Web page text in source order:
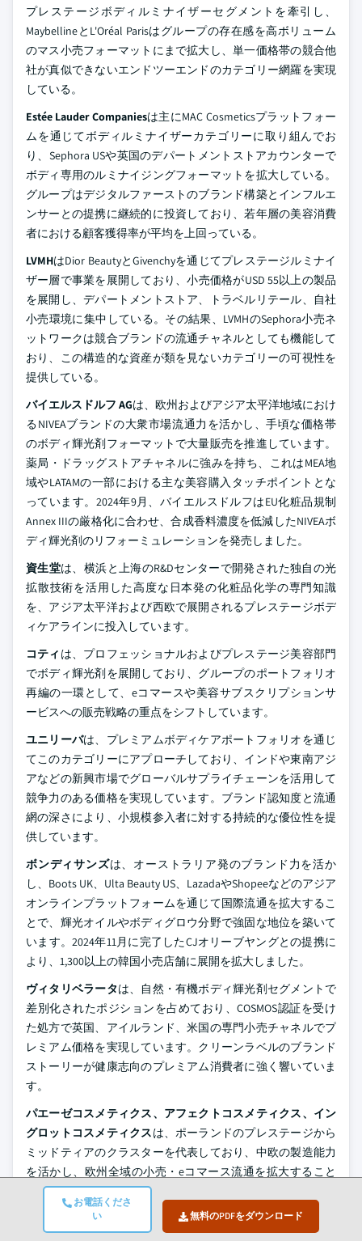
お電話くださ
い
無料のPDFをダウンロード
プレステージボディルミナイザーセグメントを牽引し、
MaybellineとL'Oréal Parisはグループの存在感を高ボリューム
のマス小売フォーマットにまで拡大し、単一価格帯の競合他
社が真似できないエンドツーエンドのカテゴリー網羅を実現
している。
Estée Lauder Companiesは主にMAC Cosmeticsプラットフォー
ムを通じてボディルミナイザーカテゴリーに取り組んでお
り、Sephora USや英国のデパートメントストアカウンターで
ボディ専用のルミナイジングフォーマットを拡大している。
グループはデジタルファーストのブランド構築とインフルエ
ンサーとの提携に継続的に投資しており、若年層の美容消費
者における顧客獲得率が平均を上回っている。
LVMHはDior BeautyとGivenchyを通じてプレステージルミナイ
ザー層で事業を展開しており、小売価格がUSD 55以上の製品
を展開し、デパートメントストア、トラベルリテール、自社
小売環境に集中している。その結果、LVMHのSephora小売ネ
ットワークは競合ブランドの流通チャネルとしても機能して
おり、この構造的な資産が類を見ないカテゴリーの可視性を
提供している。
バイエルスドルフ AGは、欧州およびアジア太平洋地域におけ
るNIVEAブランドの大衆市場流通力を活かし、手頃な価格帯
のボディ輝光剤フォーマットで大量販売を推進しています。
薬局・ドラッグストアチャネルに強みを持ち、これはMEA地
域やLATAMの一部における主な美容購入タッチポイントとな
っています。2024年9月、バイエルスドルフはEU化粧品規制
Annex IIIの厳格化に合わせ、合成香料濃度を低減したNIVEAボ
ディ輝光剤のリフォーミュレーションを発売しました。
資生堂は、横浜と上海のR&Dセンターで開発された独自の光
拡散技術を活用した高度な日本発の化粧品化学の専門知識
を、アジア太平洋および西欧で展開されるプレステージボデ
ィケアラインに投入しています。
コティ は、プロフェッショナルおよびプレステージ美容部門
でボディ輝光剤を展開しており、グループのポートフォリオ
再編の一環として、eコマースや美容サブスクリプションサ
ービスへの販売戦略の重点をシフトしています。
ユニリーバは、プレミアムボディケアポートフォリオを通じ
てこのカテゴリーにアプローチしており、インドや東南アジ
アなどの新興市場でグローバルサプライチェーンを活用して
競争力のある価格を実現しています。ブランド認知度と流通
網の深さにより、小規模参入者に対する持続的な優位性を提
供しています。
ボンディサンズは、オーストラリア発のブランド力を活か
し、Boots UK、Ulta Beauty US、LazadaやShopeeなどのアジア
オンラインプラットフォームを通じて国際流通を拡大するこ
とで、輝光オイルやボディグロウ分野で強固な地位を築いて
います。2024年11月に完了したCJオリーブヤングとの提携に
より、1,300以上の韓国小売店舗に展開を拡大しました。
ヴィタリベラータは、自然・有機ボディ輝光剤セグメントで
差別化されたポジションを占めており、COSMOS認証を受け
た処方で英国、アイルランド、米国の専門小売チャネルでプ
レミアム価格を実現しています。クリーンラベルのブランド
ストーリーが健康志向のプレミアム消費者に強く響いていま
す。
パエーゼコスメティクス、アフェクトコスメティクス、イン
グロットコスメティクスは、ポーランドのプレステージから
ミッドティアのクラスターを代表しており、中欧の製造能力
を活かし、欧州全域の小売・eコマース流通を拡大すること
で、手頃な価格帯で処方品質を競っています。イングロット
のグローバルフランチャイズネットワークは、80カ国以上の
800以上の店舗に広がり、ポーランド発のブランドをはるか